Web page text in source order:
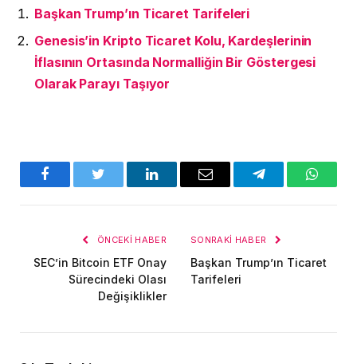
Başkan Trump’ın Ticaret Tarifeleri
Genesis’in Kripto Ticaret Kolu, Kardeşlerinin
İflasının Ortasında Normalliğin Bir Göstergesi
Olarak Parayı Taşıyor
FacebookTwitter LinkedInE-
Telegram
ÖNCEKI HABER
SEC’in Bitcoin ETF Onay
Sürecindeki Olası
Değişiklikler
SONRAKI HABER
Başkan Trump’ın Ticaret
Tarifeleri